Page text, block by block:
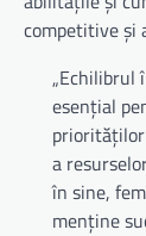
competitive și
„Echilibrul
esențial
a
în sine,
menține